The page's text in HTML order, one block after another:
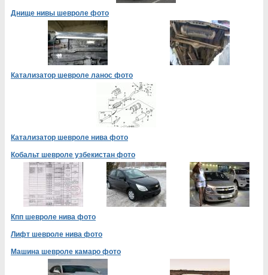
Днище нивы шевроле фото
Катализатор шевроле ланос фото
Катализатор шевроле нива фото
Кобальт шевроле узбекистан фото
Кпп шевроле нива фото
Лифт шевроле нива фото
Машина шевроле камаро фото